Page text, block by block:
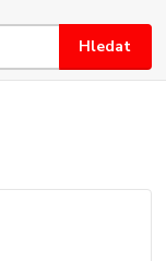
Hledat